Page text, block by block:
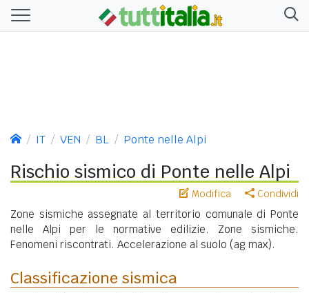
IT VEN BL Ponte nelle Alpi
Rischio sismico di Ponte nelle Alpi
Modifica Condividi
Zone sismiche assegnate al territorio comunale di Ponte
nelle Alpi per le normative edilizie. Zone sismiche.
Fenomeni riscontrati. Accelerazione al suolo (ag max).
Classificazione sismica